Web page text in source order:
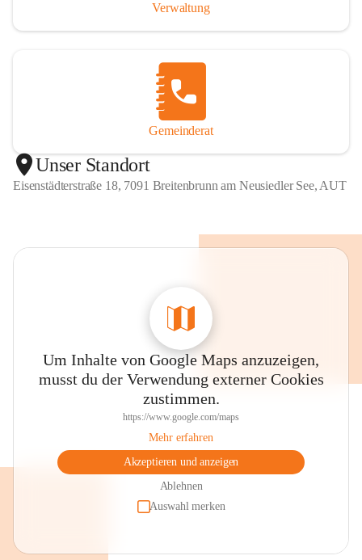
Verwaltung
Gemeinderat
Unser Standort
Eisenstädterstraße 18, 7091 Breitenbrunn am Neusiedler See, AUT
Um Inhalte von Google Maps anzuzeigen,
musst du der Verwendung externer Cookies
zustimmen.
https://www.google.com/maps
Mehr erfahren
Akzeptieren und anzeigen
Ablehnen
Auswahl merken